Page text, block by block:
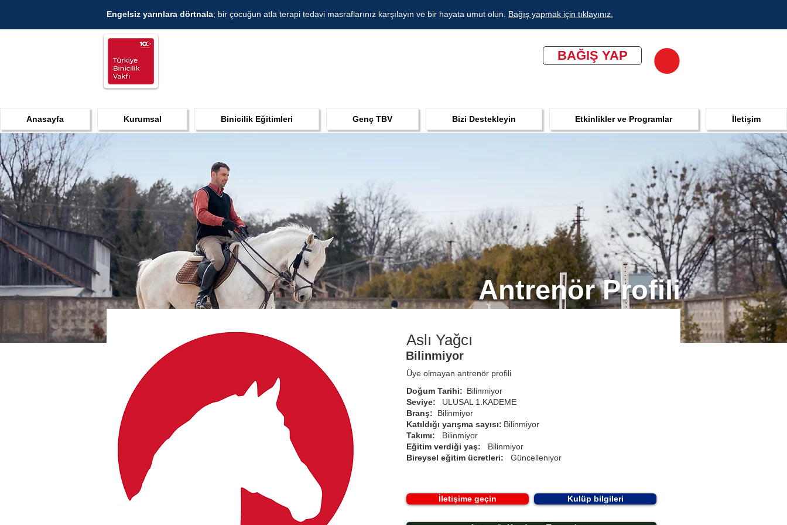
Engelsiz yarınlara dörtnala; bir çocuğun atla terapi tedavi masraflarınız karşılayın ve bir hayata umut olun. Bağış yapmak için tıklayınız.
BAĞIŞ YAP
Anasayfa Kurumsal Binicilik Eğitimleri Genç TBV Bizi Destekleyin Etkinlikler ve Programlar İletişim
Antrenör Profili
Aslı Yağcı
Bilinmiyor
Üye olmayan antrenör profili
Doğum Tarihi: Bilinmiyor
Seviye:
ULUSAL 1.KADEME
Branş:
Bilinmiyor
Katıldığı yarışma sayısı: Bilinmiyor
Takımı:
Bilinmiyor
Eğitim verdiği yaş:
Bilinmiyor
Bireysel eğitim ücretleri:
Güncelleniyor
İletişime geçin Kulüp bilgileri